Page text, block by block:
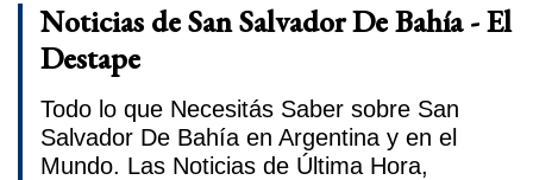
Noticias de San Salvador De Bahía - El
Destape
Todo lo que Necesitás Saber sobre San
Salvador De Bahía en Argentina y en el
Mundo. Las Noticias de Última Hora,